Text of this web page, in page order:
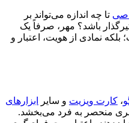
تا چه اندازه می‌تواند بر
باشد؟ مهر، صرفاً یک
نمادی از هویت، اعتبار و
، کارت ویزیت و سایر
ابزارهای
منحصر به فرد می‌بخشد.